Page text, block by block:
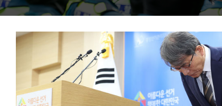
-31772초 전 >'AT마드리드 7번' 이강인, 맨시티 상대로 비공식 데뷔전
-29338초 전 >네타냐후, 트럼프의 가자 평화 2차 15개조 평화안 '거부'
-25934초 전 >
이강인 ATM 입단식에 '상암벌 들썩'…"세계적인 선수 되길"
-24930초 전 >태풍 돌핀, 중 저장성 타이저우시 해안에 상륙 (1보)
-22276초 전 >
AT마드리드 데뷔 앞둔 이강인, 맨시티전 선발 대신 '벤치 시작'
-20906초 전 >[속보]與 강원·TK 당원투표 합산 김민석 48.54%로 승리…정
44.40%